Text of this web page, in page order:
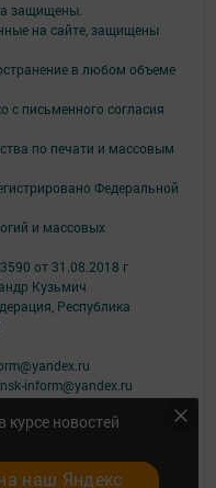
новостей
наш Яндекс
защищены.
на сайте, защищены
в любом объеме
с письменного согласия
по печати и массовым
Федеральной
и массовых
от 31.08.2018 г
Кузьмич
Республика
inform@yandex.ru
персонализации сервисов и